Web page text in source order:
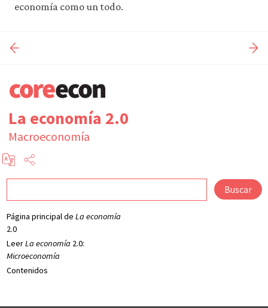
economía como un todo.
La economía 2.0
Macroeconomía
Página principal de La economía
2.0
LeerLa economía2.0:
Microeconomía
Contenidos